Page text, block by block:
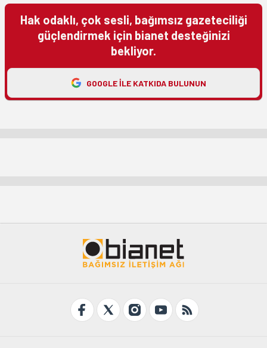
Hak odaklı, çok sesli, bağımsız gazeteciliği
güçlendirmek için bianet desteğinizi
bekliyor.
GOOGLE ILE KATKIDA BULUNUN